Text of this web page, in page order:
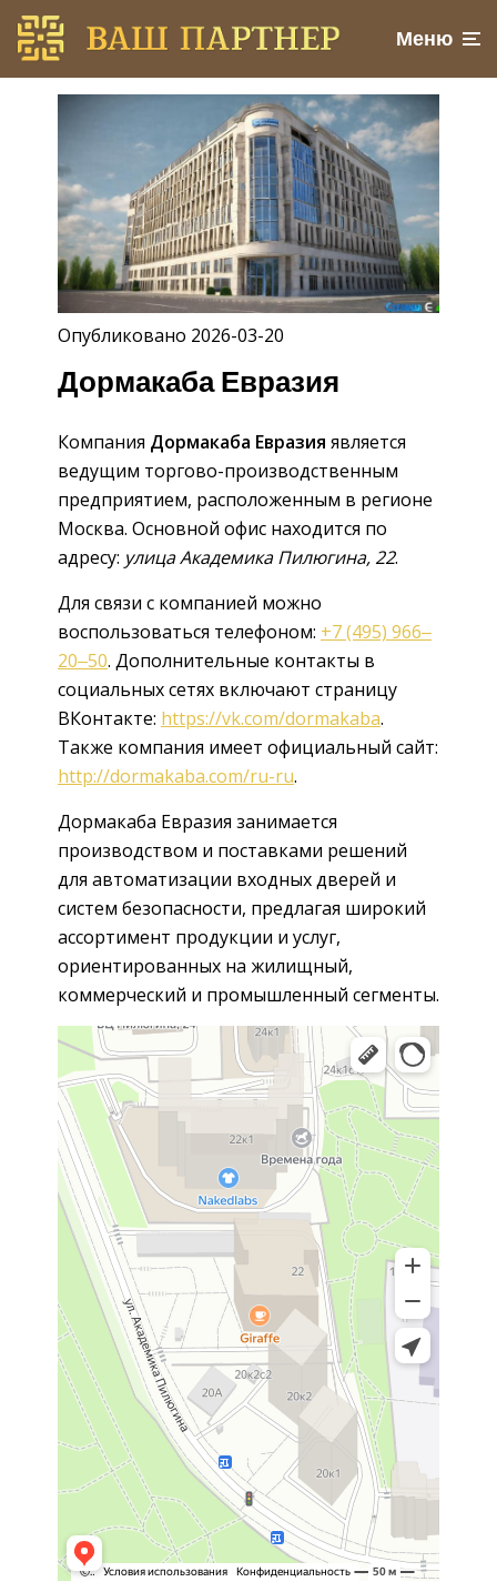
Меню
Опубликовано 2026-03-20
Дормакаба Евразия
Компания Дормакаба Евразия является
ведущим торгово-производственным
предприятием, расположенным в регионе
Москва. Основной офис находится по
адресу: улица Академика Пилюгина, 22.
Для связи с компанией можно
воспользоваться телефоном: +7 (495) 966‒
20‒50. Дополнительные контакты в
социальных сетях включают страницу
ВКонтакте: https://vk.com/dormakaba.
Также компания имеет официальный сайт:
http://dormakaba.com/ru-ru.
Дормакаба Евразия занимается
производством и поставками решений
для автоматизации входных дверей и
систем безопасности, предлагая широкий
ассортимент продукции и услуг,
ориентированных на жилищный,
коммерческий и промышленный сегменты.